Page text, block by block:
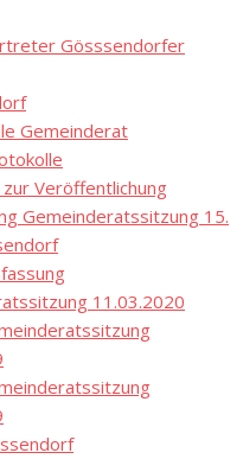
Gösssendorfer
Gemeinderat
Veröffentlichung
Gemeinderatssitzung 15.
11.03.2020